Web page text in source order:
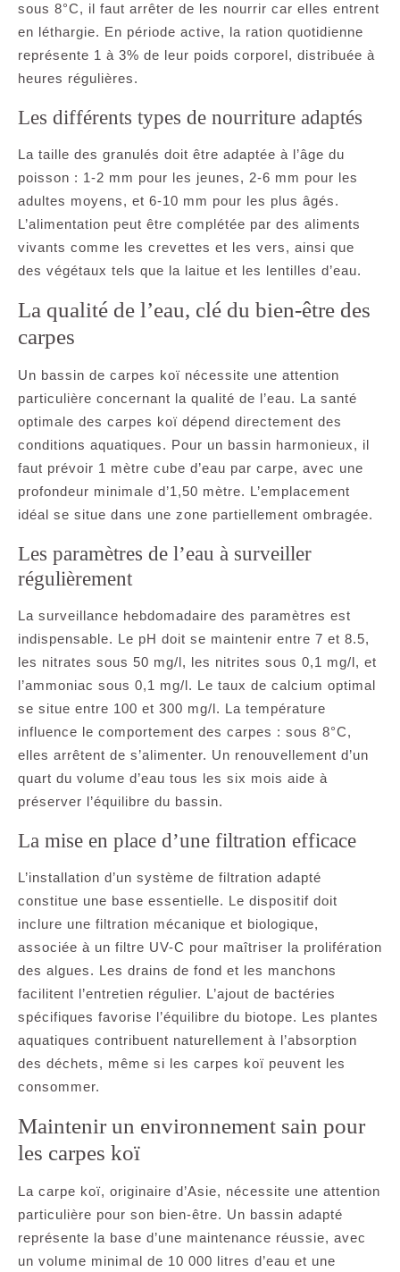
sous 8°C, il faut arrêter de les nourrir car elles entrent
en léthargie. En période active, la ration quotidienne
représente 1 à 3% de leur poids corporel, distribuée à
heures régulières.
Les différents types de nourriture adaptés
La taille des granulés doit être adaptée à l’âge du
poisson : 1-2 mm pour les jeunes, 2-6 mm pour les
adultes moyens, et 6-10 mm pour les plus âgés.
L’alimentation peut être complétée par des aliments
vivants comme les crevettes et les vers, ainsi que
des végétaux tels que la laitue et les lentilles d’eau.
La qualité de l’eau, clé du bien-être des
carpes
Un bassin de carpes koï nécessite une attention
particulière concernant la qualité de l’eau. La santé
optimale des carpes koï dépend directement des
conditions aquatiques. Pour un bassin harmonieux, il
faut prévoir 1 mètre cube d’eau par carpe, avec une
profondeur minimale d’1,50 mètre. L’emplacement
idéal se situe dans une zone partiellement ombragée.
Les paramètres de l’eau à surveiller
régulièrement
La surveillance hebdomadaire des paramètres est
indispensable. Le pH doit se maintenir entre 7 et 8.5,
les nitrates sous 50 mg/l, les nitrites sous 0,1 mg/l, et
l’ammoniac sous 0,1 mg/l. Le taux de calcium optimal
se situe entre 100 et 300 mg/l. La température
influence le comportement des carpes : sous 8°C,
elles arrêtent de s’alimenter. Un renouvellement d’un
quart du volume d’eau tous les six mois aide à
préserver l’équilibre du bassin.
La mise en place d’une filtration efficace
L’installation d’un système de filtration adapté
constitue une base essentielle. Le dispositif doit
inclure une filtration mécanique et biologique,
associée à un filtre UV-C pour maîtriser la prolifération
des algues. Les drains de fond et les manchons
facilitent l’entretien régulier. L’ajout de bactéries
spécifiques favorise l’équilibre du biotope. Les plantes
aquatiques contribuent naturellement à l’absorption
des déchets, même si les carpes koï peuvent les
consommer.
Maintenir un environnement sain pour
les carpes koï
La carpe koï, originaire d’Asie, nécessite une attention
particulière pour son bien-être. Un bassin adapté
représente la base d’une maintenance réussie, avec
un volume minimal de 10 000 litres d’eau et une